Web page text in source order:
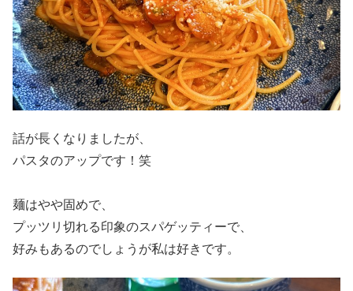
話が長くなりましたが、
パスタのアップです！笑
麺はやや固めで、
プッツリ切れる印象のスパゲッティーで、
好みもあるのでしょうが私は好きです。